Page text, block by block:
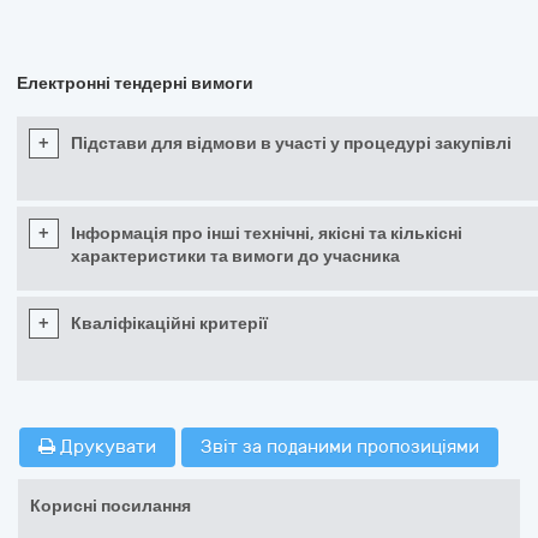
Електронні тендерні вимоги
+ Підстави для відмови в участі у процедурі закупівлі
+
Інформація про інші технічні, якісні та кількісні
характеристики та вимоги до учасника
+ Кваліфікаційні критерії
Друкувати Звіт за поданими пропозиціями
Корисні посилання